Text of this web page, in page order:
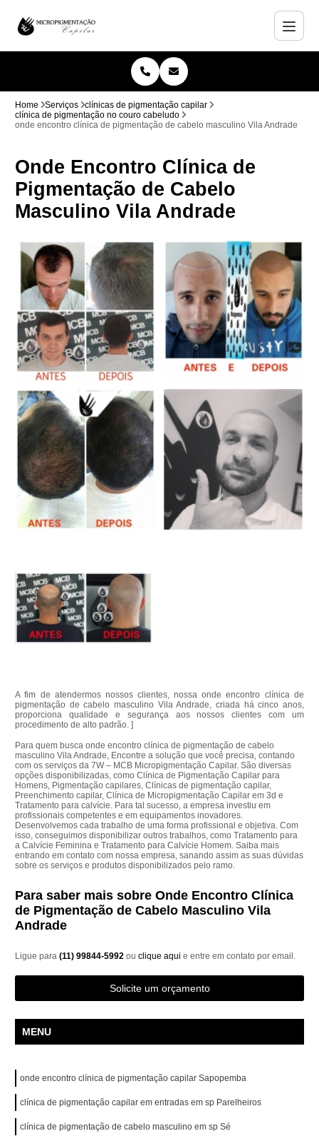
Home Serviços
clínicas de pigmentação capilar
clínica de pigmentação no couro cabeludo
onde encontro clínica de pigmentação de cabelo masculino Vila Andrade
Onde Encontro Clínica de
Pigmentação de Cabelo
Masculino Vila Andrade
A fim de atendermos nossos clientes, nossa onde encontro clínica de
pigmentação de cabelo masculino Vila Andrade, criada há cinco anos,
proporciona qualidade e segurança aos nossos clientes com um
procedimento de alto padrão. ]
Para quem busca onde encontro clínica de pigmentação de cabelo
masculino Vila Andrade, Encontre a solução que você precisa, contando
com os serviços da 7W – MCB Micropigmentação Capilar. São diversas
opções disponibilizadas, como Clínica de Pigmentação Capilar para
Homens, Pigmentação capilares, Clínicas de pigmentação capilar,
Preenchimento capilar, Clínica de Micropigmentação Capilar em 3d e
Tratamento para calvície. Para tal sucesso, a empresa investiu em
profissionais competentes e em equipamentos inovadores.
Desenvolvemos cada trabalho de uma forma profissional e objetiva. Com
isso, conseguimos disponibilizar outros trabalhos, como Tratamento para
a Calvície Feminina e Tratamento para Calvície Homem. Saiba mais
entrando em contato com nossa empresa, sanando assim as suas dúvidas
sobre os serviços e produtos disponibilizados pelo ramo.
Para saber mais sobre Onde Encontro Clínica
de Pigmentação de Cabelo Masculino Vila
Andrade
Ligue para(11) 99844-5992ouclique aqui e entre em contato por email.
Solicite um orçamento
MENU
onde encontro clínica de pigmentação capilar Sapopemba
clínica de pigmentação capilar em entradas em sp Parelheiros
clínica de pigmentação de cabelo masculino em sp Sé